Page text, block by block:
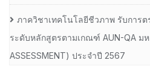
ภาควิชาเทคโนโลยีชีวภาพ รับการ
ระดับหลักสูตรตามเกณฑ์ AUN-QA ม
ASSESSMENT) ประจำปี 2567